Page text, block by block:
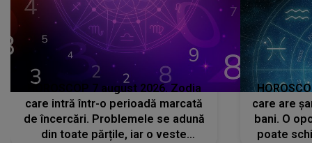
HOROSCOP 7 august 2026. Zodia
care intră într-o perioadă marcată
de încercări. Problemele se adună
din toate părțile, iar o veste
care are
bani. O
poate